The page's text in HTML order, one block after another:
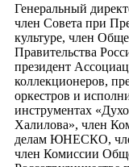
Генеральный
член Совета при
культуре, член
Правительства
президент
коллекционеров,
оркестров и
инструментах
Халилова», член
делам ЮНЕСКО,
член Комиссии